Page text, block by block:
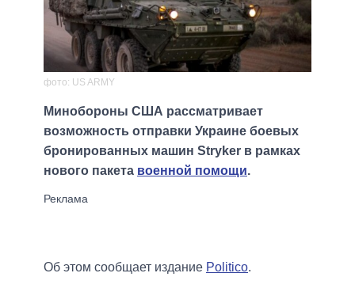
фото: US ARMY
Минобороны США рассматривает
возможность отправки Украине боевых
бронированных машин Stryker в рамках
нового пакета военной помощи.
Об этом сообщает издание Politico.